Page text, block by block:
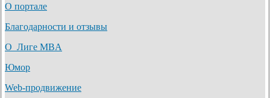
О портале
Благодарности и отзывы
О Лиге MBA
Юмор
Web-продвижение